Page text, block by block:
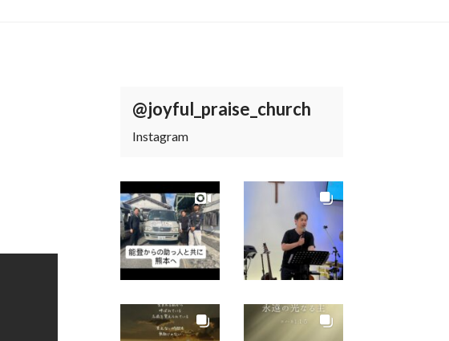
@joyful_praise_church
Instagram